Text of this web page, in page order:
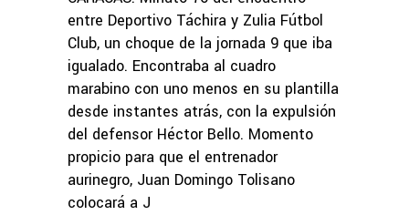
entre Deportivo Táchira y Zulia Fútbol
Club, un choque de la jornada 9 que iba
igualado. Encontraba al cuadro
marabino con uno menos en su plantilla
desde instantes atrás, con la expulsión
del defensor Héctor Bello. Momento
propicio para que el entrenador
aurinegro, Juan Domingo Tolisano
colocará a J